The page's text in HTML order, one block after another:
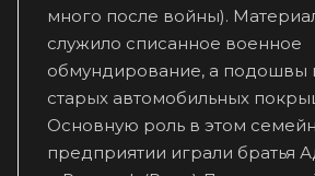
много после войны).
служило списанное военное
обмундирование, а подошвы
старых автомобильных
Основную роль в этом
предприятии играли братья